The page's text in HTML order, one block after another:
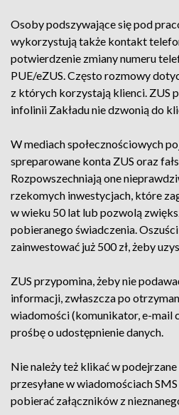
Osoby podszywające się pod
wykorzystują także kontakt
potwierdzenie zmiany numeru
PUE/eZUS. Często rozmowy
z których korzystają klienci. ZUS
infolinii Zakładu nie dzwonią do
W mediach społecznościowych
spreparowane konta ZUS oraz
Rozpowszechniają one
rzekomych inwestycjach, które
w wieku 50 lat lub pozwolą
pobieranego świadczenia.
zainwestować już 500 zł, żeby
ZUS przypomina, żeby nie
informacji, zwłaszcza po
wiadomości (komunikator, e-mail
prośbę o udostępnienie danych.
Nie należy też klikać w
przesyłane w wiadomościach
pobierać załączników z